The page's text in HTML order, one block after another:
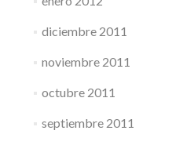
diciembre 2011
noviembre 2011
octubre 2011
septiembre 2011